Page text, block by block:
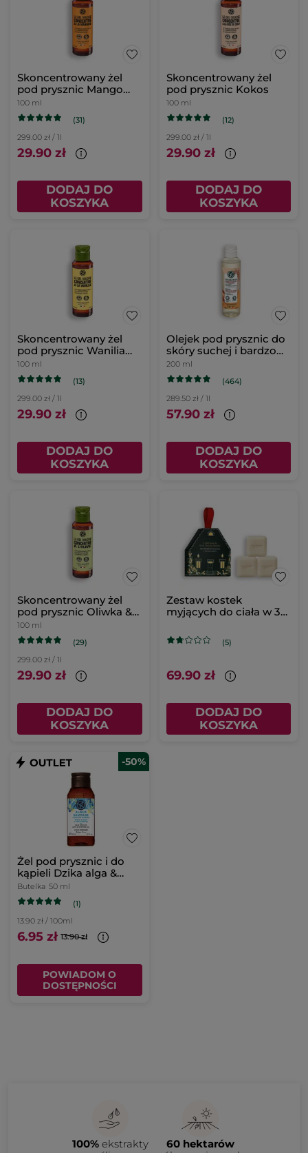
Skoncentrowany żel
pod prysznic Mango
100 ml
100 ml
(31)
299.00 zł / 1l
29.90 zł
DODAJ DO
KOSZYKA
Skoncentrowany żel
pod prysznic Kokos
100 ml
(12)
299.00 zł / 1l
29.90 zł
DODAJ DO
KOSZYKA
Skoncentrowany żel
pod prysznic Wanilia
Bourbon 100 ml
100 ml
(13)
299.00 zł / 1l
29.90 zł
DODAJ DO
KOSZYKA
Olejek pod prysznic do
skóry suchej i bardzo
suchej Karite bio &
Nagietek bio
200 ml
(464)
289.50 zł / 1l
57.90 zł
DODAJ DO
KOSZYKA
Skoncentrowany żel
pod prysznic Oliwka &
Petit grain 100 ml
100 ml
(29)
299.00 zł / 1l
29.90 zł
DODAJ DO
KOSZYKA
Zestaw kostek
myjących do ciała w 3
(5)
69.90 zł
DODAJ DO
KOSZYKA
-50%
Żel pod prysznic i do
kąpieli Dzika alga &
Koper morski
Butelka 50 ml
(1)
13.90 zł / 100ml
6.95 zł 13.90 zł
POWIADOM O
DOSTĘPNOŚCI
100% ekstrakty
60 hektarów